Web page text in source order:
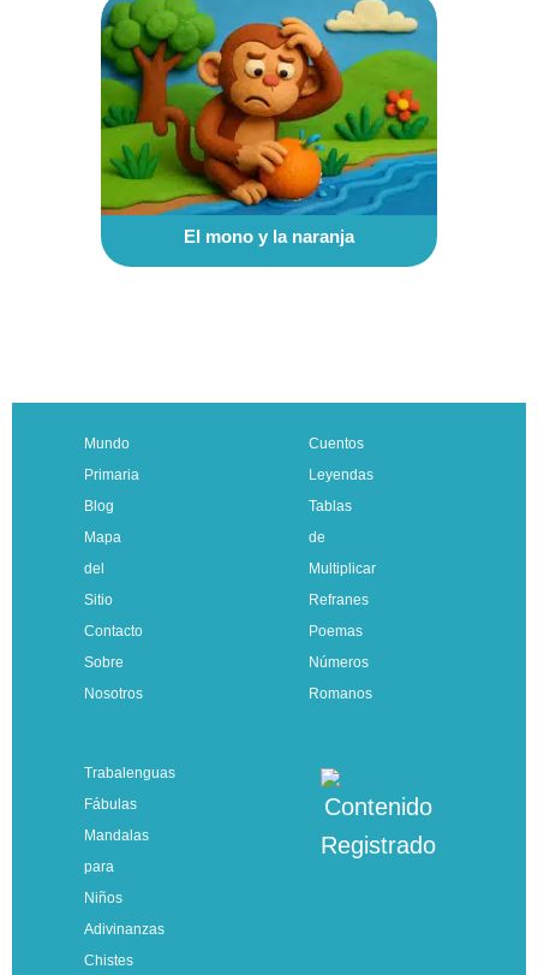
El mono y la naranja
Mundo
Primaria
Blog
Mapa
del
Sitio
Contacto
Sobre
Nosotros
Cuentos
Leyendas
Tablas
de
Multiplicar
Refranes
Poemas
Números
Romanos
Trabalenguas
Fábulas
Mandalas
para
Niños
Adivinanzas
Chistes